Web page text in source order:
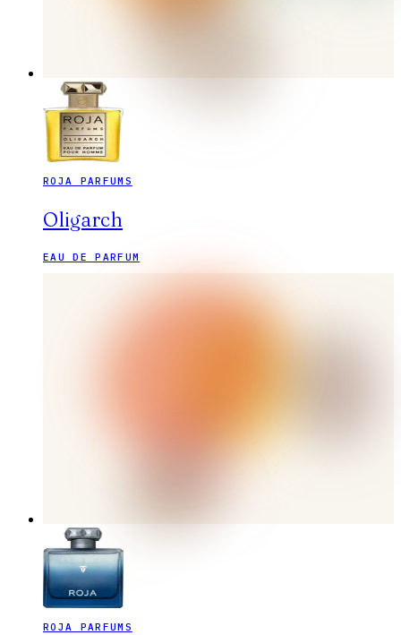
ROJA PARFUMS
Oligarch
EAU DE PARFUM
ROJA PARFUMS